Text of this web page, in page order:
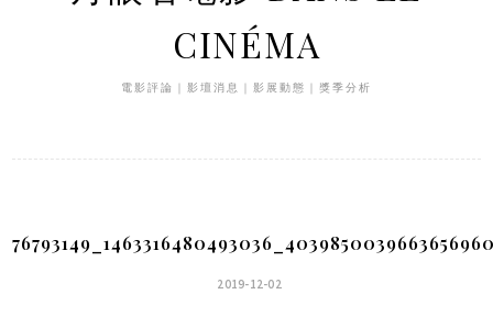
CINÉMA
電影評論｜影壇消息｜影展動態｜獎季分析
2019-12-02